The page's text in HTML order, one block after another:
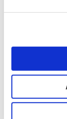
marzo 2025